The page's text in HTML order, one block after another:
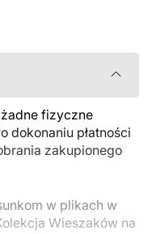
Zalecamy
z zamówieniem,
żadne fizyczne
dokonaniu płatności
zakupionego
w plikach w
Wieszaków na